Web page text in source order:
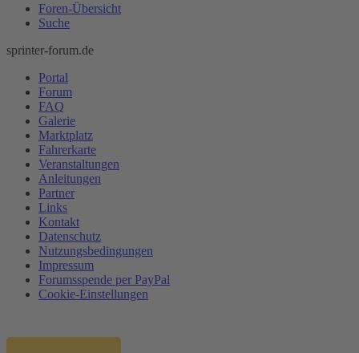
Foren-Übersicht
Suche
sprinter-forum.de
Portal
Forum
FAQ
Galerie
Marktplatz
Fahrerkarte
Veranstaltungen
Anleitungen
Partner
Links
Kontakt
Datenschutz
Nutzungsbedingungen
Impressum
Forumsspende per PayPal
Cookie-Einstellungen